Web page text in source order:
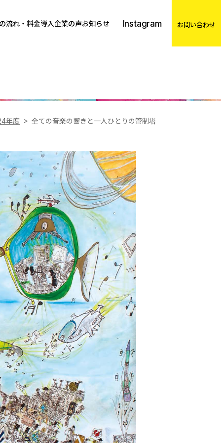
流れ・料金導入企業の声お知らせ Instagram お問い合わせ
年度 全ての音楽の響きと一人ひとりの管制塔